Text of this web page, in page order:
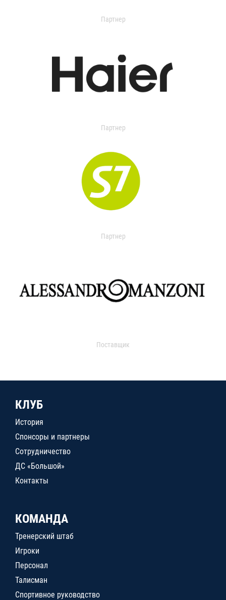
Партнер
Партнер
Партнер
Поставщик
КЛУБ
История
Спонсоры и партнеры
Сотрудничество
ДС «Большой»
Контакты
КОМАНДА
Тренерский штаб
Игроки
Персонал
Талисман
Спортивное руководство